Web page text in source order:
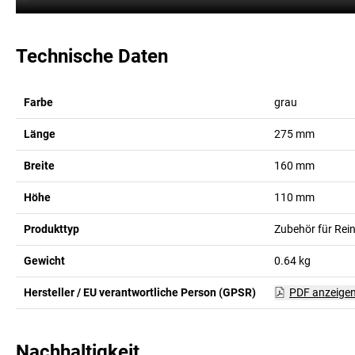
Technische Daten
Farbe grau
Länge 275 mm
Breite 160 mm
Höhe 110 mm
Produkttyp Zubehör für
Gewicht 0.64 kg
Hersteller / EU verantwortliche Person (GPSR) PDF anzeigen